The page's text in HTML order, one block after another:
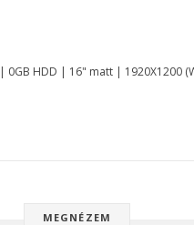
HDD | 16" matt | 1920X1200
MEGNÉZEM